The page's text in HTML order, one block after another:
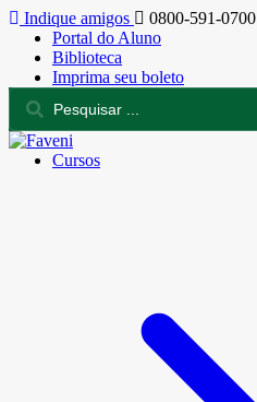
Indique amigos
0800-591-0700
Portal do Aluno
Biblioteca
Imprima seu boleto
Cursos